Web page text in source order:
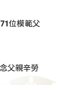
位模範父
父親辛勞